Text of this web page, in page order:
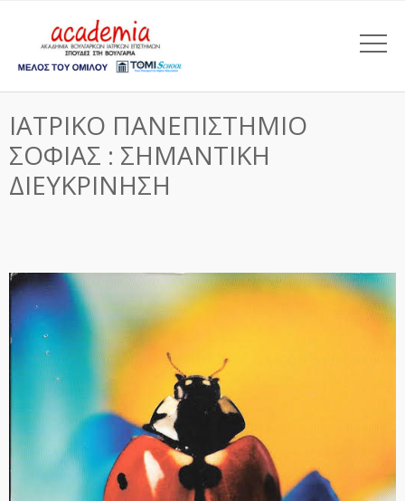
ΙΑΤΡΙΚΟ ΠΑΝΕΠΙΣΤΗΜΙΟ
ΣΟΦΙΑΣ : ΣΗΜΑΝΤΙΚΗ
ΔΙΕΥΚΡΙΝΗΣΗ